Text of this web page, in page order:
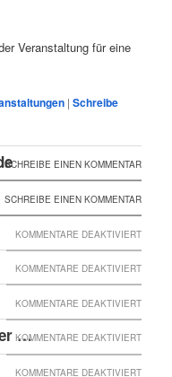
Veranstaltung für eine
|Schreibe
SCHREIBE EINEN KOMMENTAR
SCHREIBE EINEN KOMMENTAR
KOMMENTARE DEAKTIVIERTFÜR
KOMMENTARE DEAKTIVIERTFÜR
WAR’S
KOMMENTARE DEAKTIVIERTFÜR
…
KOMMENTARE DEAKTIVIERTFÜR
KOMMENTARE DEAKTIVIERTFÜR